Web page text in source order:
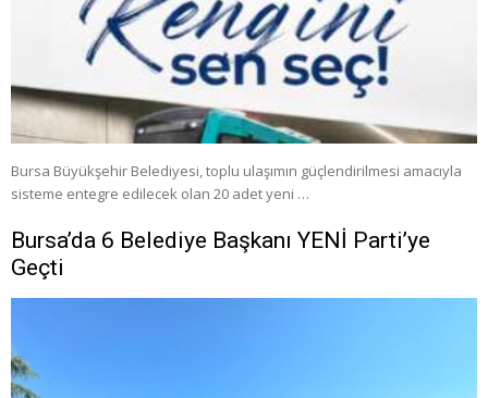
Bursa Büyükşehir Belediyesi, toplu ulaşımın güçlendirilmesi amacıyla
sisteme entegre edilecek olan 20 adet yeni …
Bursa’da 6 Belediye Başkanı YENİ Parti’ye
Geçti